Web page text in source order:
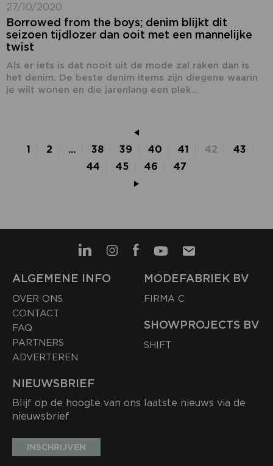
27/10/2020
Borrowed from the boys; denim blijkt dit
seizoen tijdlozer dan ooit met een mannelijke
twist
Als er iets is dat nooit uit de mode zal raken dan is
het denim. De beste denim items zijn diegene waarin
je wilt wonen en die jarenlang een plek...
1 2 ... 38 39 40 41 42
43
44
45 46 47
ALGEMENE INFO
OVER ONS
CONTACT
FAQ
PARTNERS
ADVERTEREN
MODEFABRIEK BV
FIRMA C
SHOWPROJECTS BV
SHIFT
NIEUWSBRIEF
Blijf op de hoogte van ons laatste nieuws via de
nieuwsbrief
INSCHRIJVEN